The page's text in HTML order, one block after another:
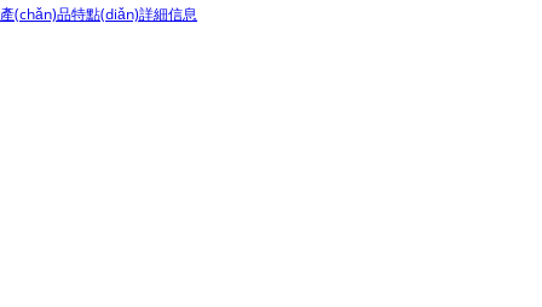
產(chǎn)品特點(diǎn)詳細信息